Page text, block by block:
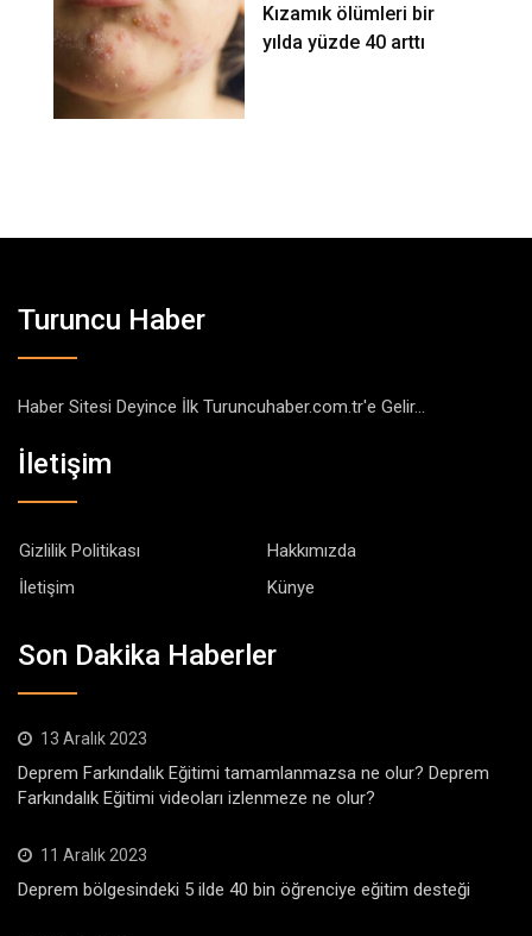
Kızamık ölümleri bir
yılda yüzde 40 arttı
Turuncu Haber
Haber Sitesi Deyince İlk Turuncuhaber.com.tr'e Gelir...
İletişim
Gizlilik Politikası
Hakkımızda
İletişim
Künye
Son Dakika Haberler
13 Aralık 2023
Deprem Farkındalık Eğitimi tamamlanmazsa ne olur? Deprem
Farkındalık Eğitimi videoları izlenmeze ne olur?
11 Aralık 2023
Deprem bölgesindeki 5 ilde 40 bin öğrenciye eğitim desteği